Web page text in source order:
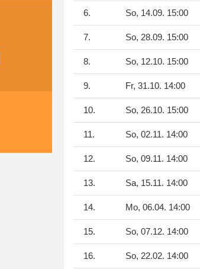
6. So, 14.09. 15:00
7. So, 28.09. 15:00
8. So, 12.10. 15:00
9. Fr, 31.10. 14:00
10. So, 26.10. 15:00
11. So, 02.11. 14:00
12. So, 09.11. 14:00
13. Sa, 15.11. 14:00
14. Mo, 06.04. 14:00
15. So, 07.12. 14:00
16. So, 22.02. 14:00